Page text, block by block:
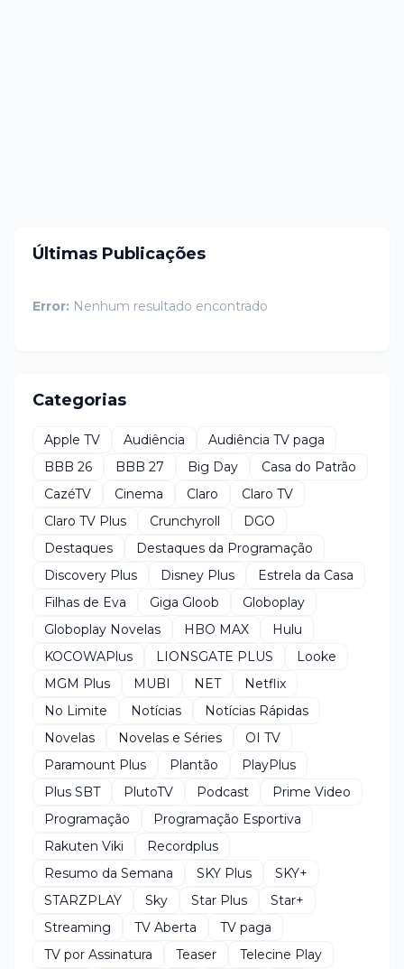
Últimas Publicações
Error: Nenhum resultado encontrado
Categorias
Apple TV Audiência
Audiência TV paga
BBB 26
BBB 27 Big Day
Casa do Patrão
CazéTV
Cinema Claro
Claro TV
Claro TV Plus
Crunchyroll
DGO
Destaques
Destaques da Programação
Discovery Plus
Disney Plus
Estrela da Casa
Filhas de Eva
Giga Gloob
Globoplay
Globoplay Novelas
HBO MAX
Hulu
KOCOWAPlus
LIONSGATE PLUS
Looke
MGM Plus
MUBI NET
Netflix
No Limite
Notícias
Notícias Rápidas
Novelas
Novelas e Séries
OI TV
Paramount Plus
Plantão
PlayPlus
Plus SBT
PlutoTV Podcast
Prime Video
Programação
Programação Esportiva
Rakuten Viki
Recordplus
Resumo da Semana
SKY Plus
SKY+
STARZPLAY
Sky Star Plus
Star+
Streaming
TV Aberta
TV paga
TV por Assinatura
Teaser
Telecine Play